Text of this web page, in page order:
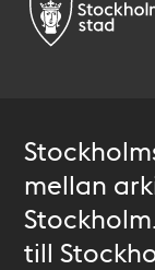
mellan
till